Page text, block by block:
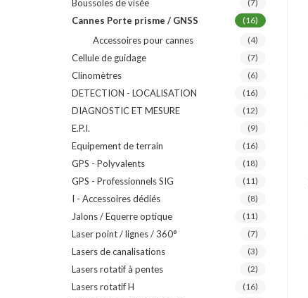
Boussoles de visée (7)
Cannes Porte prisme / GNSS (16)
Accessoires pour cannes (4)
Cellule de guidage (7)
Clinomètres (6)
DETECTION - LOCALISATION (16)
DIAGNOSTIC ET MESURE (12)
E.P.I. (9)
Equipement de terrain (16)
GPS - Polyvalents (18)
GPS - Professionnels SIG (11)
I - Accessoires dédiés (8)
Jalons / Equerre optique (11)
Laser point / lignes / 360° (7)
Lasers de canalisations (3)
Lasers rotatif à pentes (2)
Lasers rotatif H (16)